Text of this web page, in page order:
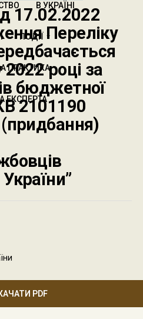
В УКРАЇНІ
ПОДІЇ
ПРАКТИКА
ЕКСПЕРТА
17.02.2022
Переліку
році за
бюджетної
2101190
PDF